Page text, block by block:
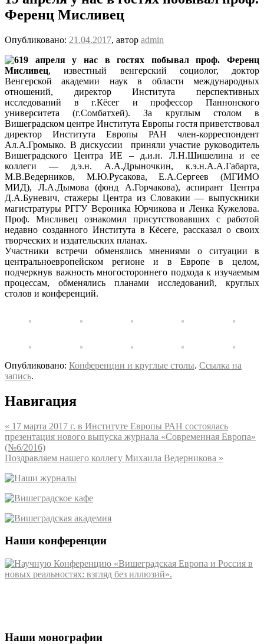
Ференц Мисливец
Опубликовано: 21.04.2017, автор admin
19 апреля у нас в гостях побывал проф. Ференц
Мисливец, известный венгерский социолог, доктор
Венгерской академии наук в области международных
отношений, директор Института перспективных
исследований в г.Кёсег и профессор Паннонского
университета (г.Сомбатхей).За круглым столом в
Вишеградском центре Института Европы гостя приветствовал
директор Института Европы РАН член-корреспондент
Ал.А.Громыко. В дискуссии приняли участие руководитель
Вишеградского Центра ИЕ – д.и.н. Л.Н.Шишелина и ее
коллеги — д.э.н. А.А.Дрыночкин, к.э.н.А.А.Габарта,
М.В.Ведерников, М.Ю.Русакова, Е.А.Сергеев (МГИМО
МИД), Л.А.Дымова (фонд А.Горчакова), аспирант Центра
Д.А.Буневич, стажеры Центра из Словакии — выпускники
магистратуры РГГУ Вероника Юрчикова и Ленка Кужелова.
Проф. Мисливец ознакомил присутствовавших с работой
недавно созданного Института в Кёсеге, рассказал о своих
творческих и издательских планах.
Участники встречи обменялись мнениями о ситуации в
центральноевропейском регионе и в Европе в целом,
подчеркнув важность многостороннего подхода к изучаемым
процессам, обменялись планами исследований, круглых
столов и конференций.
Опубликовано: Конференции и круглые столы. Ссылка на
запись.
Навигация
« 17 марта 2017 г. в Институте Европы РАН состоялась
презентация нового выпуска журнала «Современная Европа»
(№6/2016)
Поздравляем нашего коллегу Михаила Ведерникова »
Наши конференции
Наши монографии